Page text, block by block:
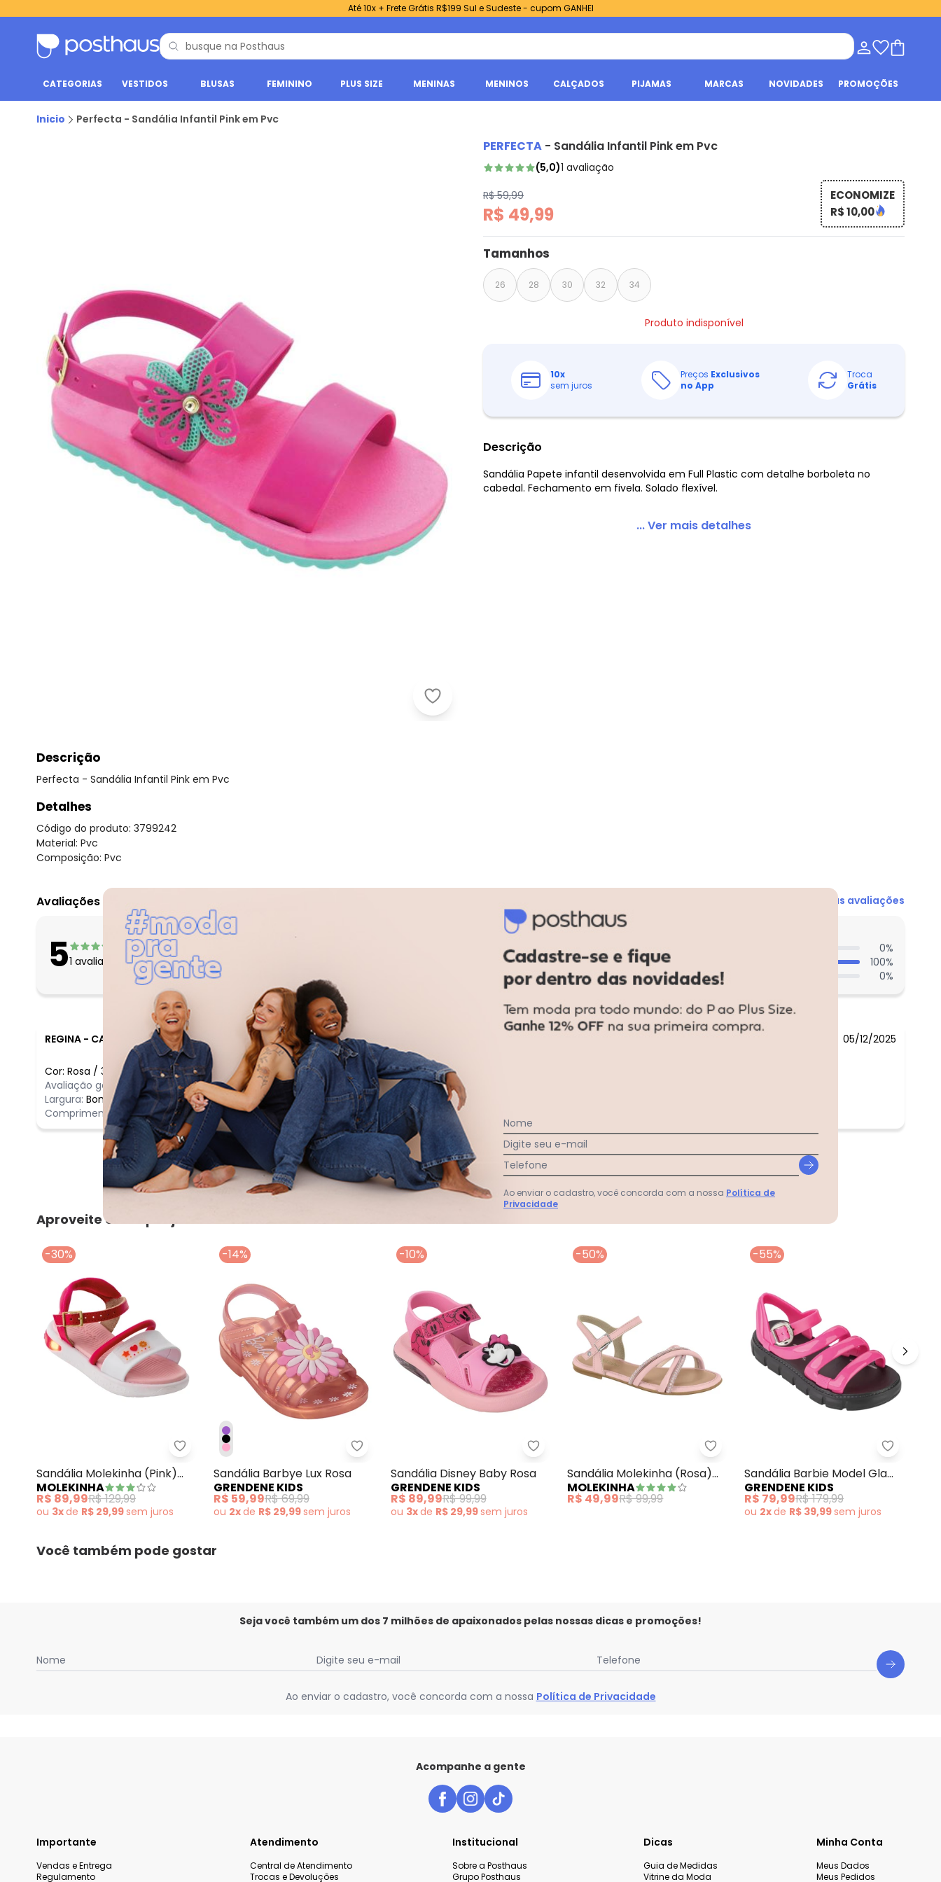
Até 10x + Frete Grátis R$199 Sul e Sudeste - cupom GANHEI
CATEGORIAS VESTIDOS BLUSAS FEMININO PLUS SIZE MENINAS MENINOS CALÇADOS PIJAMAS MARCAS NOVIDADES PROMOÇÕES
Inicio Perfecta - Sandália Infantil Pink em Pvc
Perfecta - Sandália Infantil Pink em Pvc
PERFECTA - Sandália Infantil Pink em Pvc
(5,0)1 avaliação
R$ 59,99
R$ 49,99
ECONOMIZE
R$ 10,00
Tamanhos
26 28 30 32 34
Produto indisponível
10x
sem juros
Preços Exclusivos
no App
Troca
Grátis
Descrição
Sandália Papete infantil desenvolvida em Full Plastic com detalhe borboleta no
cabedal. Fechamento em fivela. Solado flexível.
... Ver mais detalhes
Descrição
Perfecta - Sandália Infantil Pink em Pvc
Detalhes
Código do produto: 3799242
Material: Pvc
Composição: Pvc
Avaliações Ver todas as avaliações
51 avaliações
O que as clientes acharam da largura?
Bom
100%
Folgado
0%
Curto
0%
Bom
100%
Longo
0%
REGINA - CAMPINAS - SP 05/12/2025
Cor: Rosa / 30
Avaliação geral do produto: Incrível
Largura: Bom
Comprimento:
Bom
Comentário:
Incrível
Ver todas as avaliações
Aproveite e compre junto
-30%
Sandália Molekinha (Pink) em Sintético
Sandália Molekinha (Pink)
em Sintético
MOLEKINHA
R$ 89,99R$ 129,99
ou 3xde R$ 29,99sem juros
-14%
Grendene Kids - Sandália Barbye Lux Rosa
Sandália Barbye Lux Rosa
GRENDENE KIDS
R$ 59,99R$ 69,99
ou 2xde R$ 29,99sem juros
-10%
Grendene Kids - Sandália Disney Baby Rosa
Sandália Disney Baby Rosa
GRENDENE KIDS
R$ 89,99R$ 99,99
ou 3xde R$ 29,99sem juros
-50%
Sandália Molekinha (Rosa) com Strass
Sandália Molekinha (Rosa)
com Strass
MOLEKINHA
R$ 49,99R$ 99,99
-55%
Sandália Barbie Model Glam
Pink
GRENDENE KIDS
R$ 79,99R$ 179,99
ou 2xde R$ 39,99semjuros
Você também pode gostar
Seja você também um dos 7 milhões de apaixonados pelas nossas dicas e promoções!
Nome Digite seu e-mail Telefone
Ao enviar o cadastro, você concorda com a nossa Política de Privacidade
Acompanhe a gente
Importante
Vendas e Entrega
Regulamento
Atendimento
Central de Atendimento
Trocas e Devoluções
Institucional
Sobre a Posthaus
Grupo Posthaus
Dicas
Guia de Medidas
Vitrine da Moda
Minha Conta
Meus Dados
Meus Pedidos
Nome
Digite seu e-mail
Telefone
Ao enviar o cadastro, você concorda com a nossa Política de
Privacidade